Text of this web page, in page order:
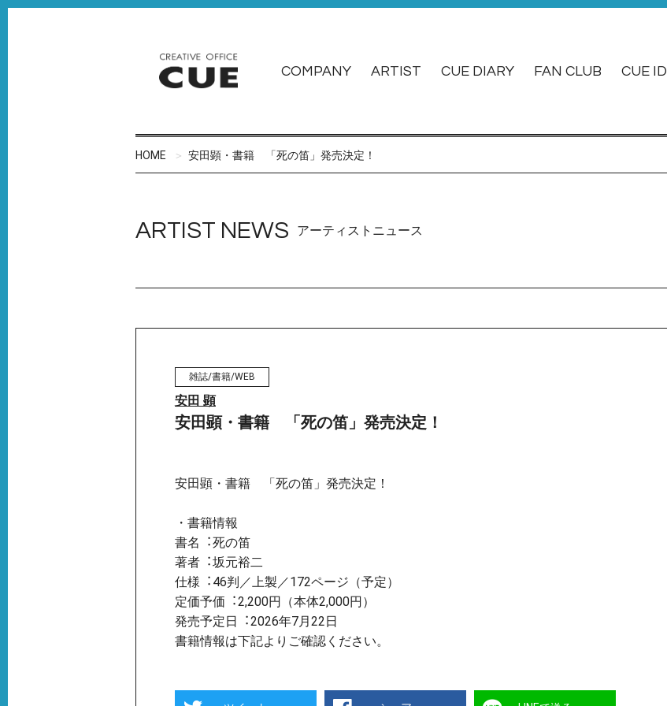
COMPANY ARTIST CUE DIARY FAN CLUB CUE ID
HOME 安田顕・書籍 「死の笛」発売決定！
ARTIST NEWS アーティストニュース
雑誌/書籍/WEB
安田 顕
安田顕・書籍 「死の笛」発売決定！
安田顕・書籍 「死の笛」発売決定！
・書籍情報
書名︓死の笛
著者︓坂元裕⼆
仕様︓46判／上製／172ページ（予定）
定価予価︓2,200円（本体2,000円）
発売予定⽇︓2026年7⽉22⽇
書籍情報は下記よりご確認ください。